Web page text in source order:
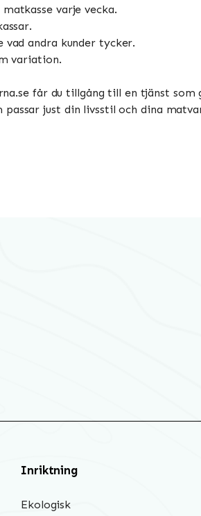
varje vecka.
andra kunder tycker.
variation.
får du tillgång till en tjänst
just din livsstil och dina
Inriktning
Ekologisk